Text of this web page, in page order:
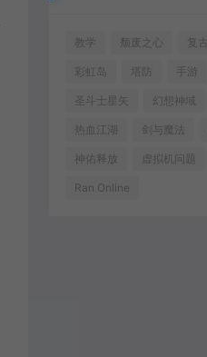
教学 颓废之心 复古
彩虹岛 塔防 手游
圣斗士星矢 幻想神域
热血江湖 剑与魔法
神佑释放 虚拟机问题
Ran Online